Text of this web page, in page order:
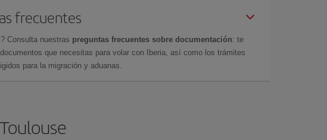
frecuentes
Consulta nuestras preguntas frecuentes sobre documentación: te
que necesitas para volar con Iberia, así como los trámites
para la migración y aduanas.